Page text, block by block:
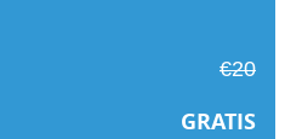
€20
GRATIS